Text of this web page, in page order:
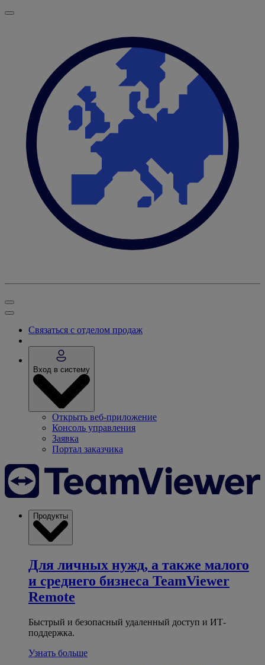
Связаться с отделом продаж
Вход в систему
Открыть веб-приложение
Консоль управления
Заявка
Портал заказчика
Продукты
Для личных нужд, а также малого
и среднего бизнеса TeamViewer
Remote
Быстрый и безопасный удаленный доступ и ИТ-
поддержка.
Узнать больше